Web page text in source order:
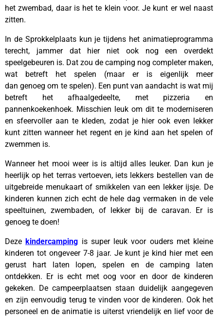
het zwembad, daar is het te klein voor. Je kunt er wel naast
zitten.
In de Sprokkelplaats kun je tijdens het animatieprogramma
terecht, jammer dat hier niet ook nog een overdekt
speelgebeuren is. Dat zou de camping nog completer maken,
wat betreft het spelen (maar er is eigenlijk meer
dan genoeg om te spelen). Een punt van aandacht is wat mij
betreft het afhaalgedeelte, met pizzeria en
pannenkoekenhoek. Misschien leuk om dit te moderniseren
en sfeervoller aan te kleden, zodat je hier ook even lekker
kunt zitten wanneer het regent en je kind aan het spelen of
zwemmen is.
Wanneer het mooi weer is is altijd alles leuker. Dan kun je
heerlijk op het terras vertoeven, iets lekkers bestellen van de
uitgebreide menukaart of smikkelen van een lekker ijsje. De
kinderen kunnen zich echt de hele dag vermaken in de vele
speeltuinen, zwembaden, of lekker bij de caravan. Er is
genoeg te doen!
Deze kindercamping is super leuk voor ouders met kleine
kinderen tot ongeveer 7-8 jaar. Je kunt je kind hier met een
gerust hart laten lopen, spelen en de camping laten
ontdekken. Er is echt met oog voor en door de kinderen
gekeken. De campeerplaatsen staan duidelijk aangegeven
en zijn eenvoudig terug te vinden voor de kinderen. Ook het
personeel en de animatie is uiterst vriendelijk en lief voor de